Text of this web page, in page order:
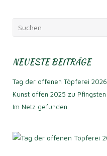
Suchen
NEUESTE BEITRÄGE
Tag der offenen Töpferei 2026
Kunst offen 2025 zu Pfingsten
Im Netz gefunden